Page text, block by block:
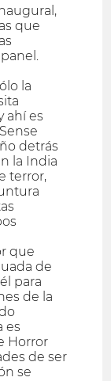
que
la
ahí es
detrás
la India
terror,
que
de
para
de la
es
Horror
de ser
se